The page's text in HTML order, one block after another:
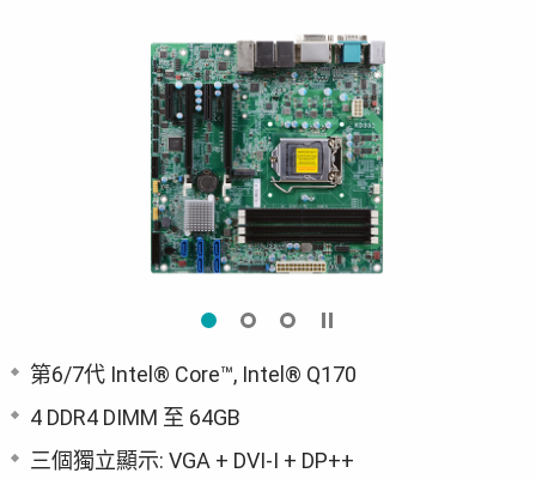
第6/7代 Intel® Core™, Intel® Q170
4 DDR4 DIMM 至 64GB
三個獨立顯示: VGA + DVI-I + DP++